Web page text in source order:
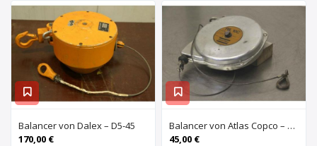
Balancer von Dalex – D5-45
170,00 €
Balancer von Atlas Copco – RIL 10C 2,0-5,0 kg
45,00 €